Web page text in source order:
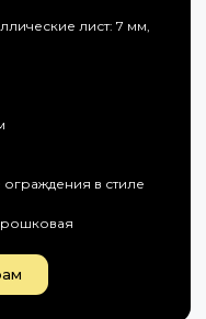
лист: 7 мм,
в стиле